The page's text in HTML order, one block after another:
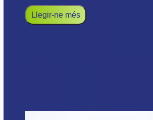
Llegir-ne més